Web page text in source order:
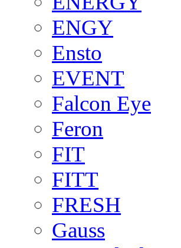
ENGY
Ensto
EVENT
Falcon Eye
Feron
FIT
FITT
FRESH
Gauss